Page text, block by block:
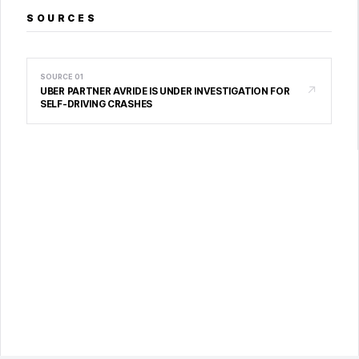
SOURCES
SOURCE 01
UBER PARTNER AVRIDE IS UNDER INVESTIGATION FOR
SELF-DRIVING CRASHES
↗